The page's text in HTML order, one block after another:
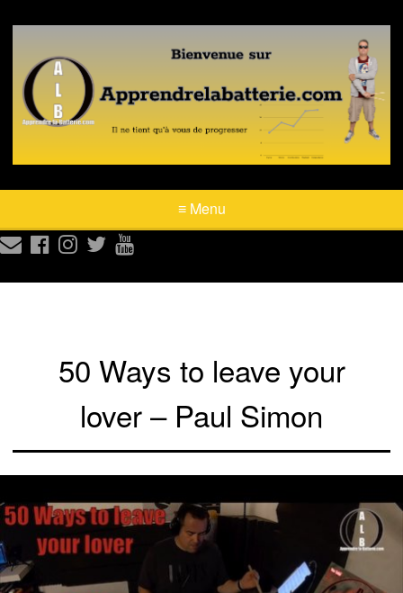
≡ Menu
    
50 Ways to leave your
lover – Paul Simon